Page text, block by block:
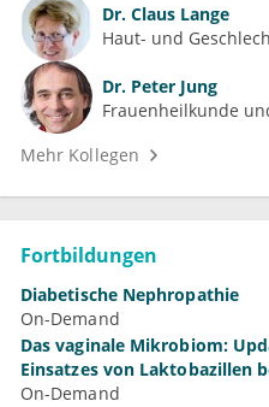
Dr. Claus Lange
Haut- und
Dr. Peter Jung
Frauenheilkunde
Mehr Kollegen
Fortbildungen
Diabetische Nephropathie
On-Demand
Das vaginale Mikrobiom:
Einsatzes von Laktobazillen
und Vulvovaginalkandidose
On-Demand